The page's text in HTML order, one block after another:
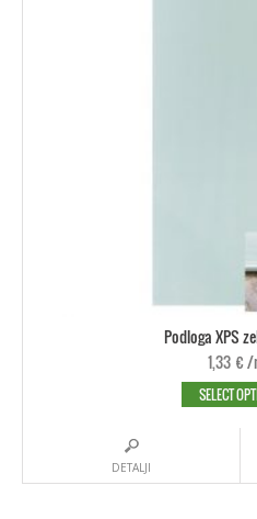
Podloga XPS
1,33 €/
SELECT
DETALJI